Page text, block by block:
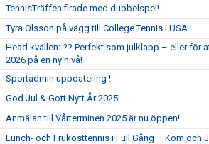
TennisTräffen firade med dubbelspel!
Tyra Olsson på vägg till College Tennis i USA !
Head kvällen: ?? Perfekt som julklapp – eller för
2026 på en ny nivå!
Sportadmin uppdatering !
God Jul & Gott Nytt År 2025!
Anmälan till Vårterminen 2025 är nu öppen!
Lunch- och Frukosttennis i Full Gång – Kom och